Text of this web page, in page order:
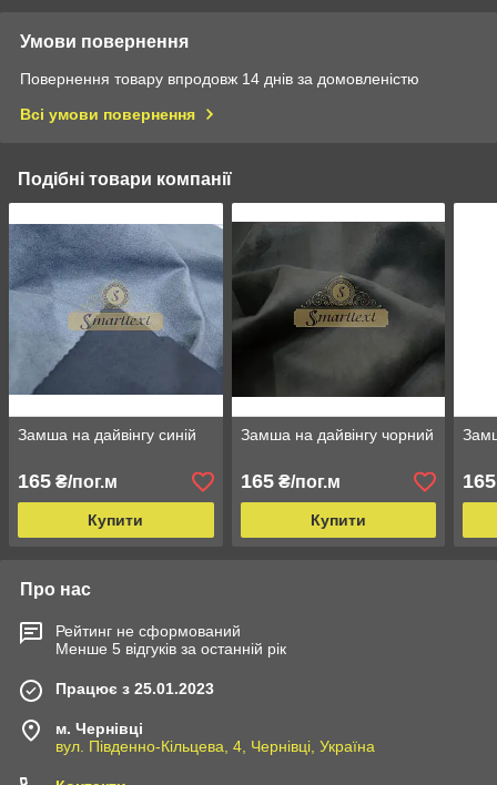
Умови повернення
Повернення товару впродовж 14 днів за домовленістю
Всі умови повернення
Подібні товари компанії
Замша на дайвінгу синій
165 ₴/пог.м
Купити
Замша на дайвінгу чорний
165₴/пог.м
Купити
165
Про нас
Рейтинг не сформований
Менше 5 відгуків за останній рік
Працює з 25.01.2023
м. Чернівці
вул. Південно-Кільцева, 4, Чернівці, Україна